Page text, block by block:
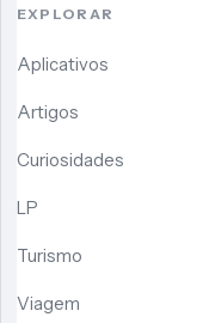
EXPLORAR
Aplicativos
Artigos
Curiosidades
LP
Turismo
Viagem